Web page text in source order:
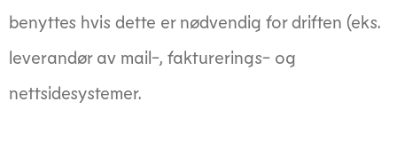
benyttes hvis dette er nødvendig for driften (eks.
leverandør av mail-, fakturerings- og
nettsidesystemer.